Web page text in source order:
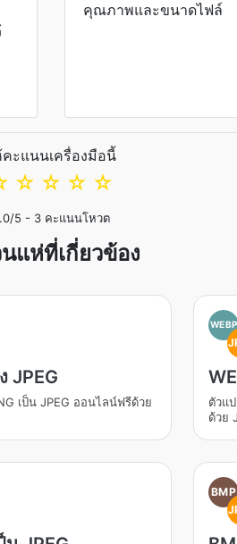
คุณภาพและขนาดไฟล์
ะแนนเครื่องมือนี้
☆
☆
☆
☆
/5 - 3 คะแนนโหวต
แห่ที่เกี่ยวข้อง
JPEG
เป็น JPEG ออนไลน์ฟรีด้วย
WEBP
ตัวแ
ด้วย
BMP